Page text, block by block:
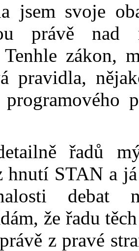
jsem svoje
právě nad
Tenhle zákon,
pravidla,
řadů
hnutí STAN a
debat
že řadu
z pravé